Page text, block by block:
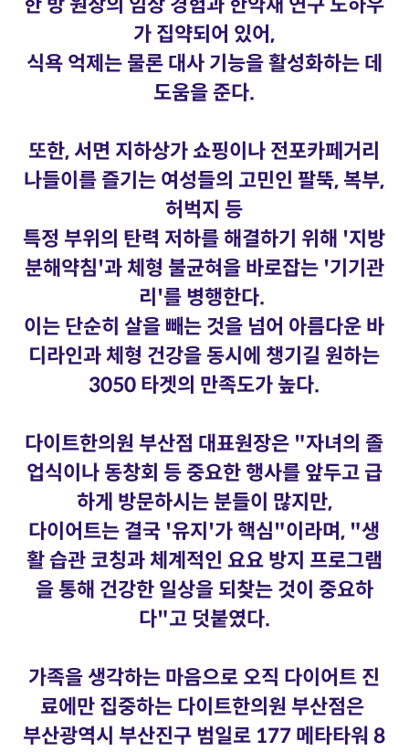
한 방 원장의 임상 경험과 한약재 연구 노하우
가 집약되어 있어,
식욕 억제는 물론 대사 기능을 활성화하는 데
도움을 준다.
또한, 서면 지하상가 쇼핑이나 전포카페거리
나들이를 즐기는 여성들의 고민인 팔뚝, 복부,
허벅지 등
특정 부위의 탄력 저하를 해결하기 위해 '지방
분해약침'과 체형 불균혀을 바로잡는 '기기관
리'를 병행한다.
이는 단순히 살을 빼는 것을 넘어 아름다운 바
디라인과 체형 건강을 동시에 챙기길 원하는
3050 타겟의 만족도가 높다.
다이트한의원 부산점 대표원장은 "자녀의 졸
업식이나 동창회 등 중요한 행사를 앞두고 급
하게 방문하시는 분들이 많지만,
다이어트는 결국 '유지'가 핵심"이라며, "생
활 습관 코칭과 체계적인 요요 방지 프로그램
을 통해 건강한 일상을 되찾는 것이 중요하
다"고 덧붙였다.
가족을 생각하는 마음으로 오직 다이어트 진
료에만 집중하는 다이트한의원 부산점은
부산광역시 부산진구 범일로 177 메타타워 8